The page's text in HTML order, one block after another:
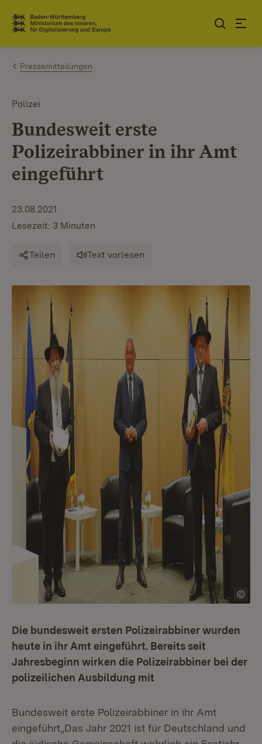
Zum Inhalt springen
Link zur Startseite
Pressemitteilungen
Polizei
Bundesweit erste
Polizeirabbiner in ihr Amt
eingeführt
23.08.2021
Lesezeit: 3 Minuten
Teilen Text vorlesen
Die bundesweit ersten Polizeirabbiner wurden
heute in ihr Amt eingeführt. Bereits seit
Jahresbeginn wirken die Polizeirabbiner bei der
polizeilichen Ausbildung mit
Bundesweit erste Polizeirabbiner in ihr Amt
eingeführt„Das Jahr 2021 ist für Deutschland und